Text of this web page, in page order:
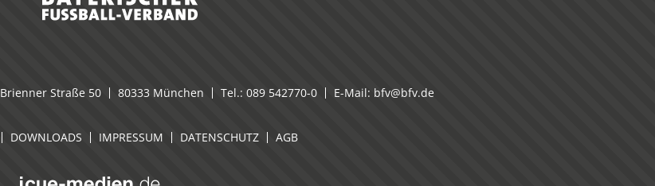
Brienner Straße 50 80333 München Tel.: 089 542770-0 E-Mail: bfv@bfv.de
DOWNLOADS IMPRESSUM DATENSCHUTZ AGB